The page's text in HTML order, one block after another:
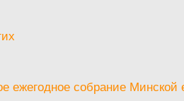
ежегодное собрание